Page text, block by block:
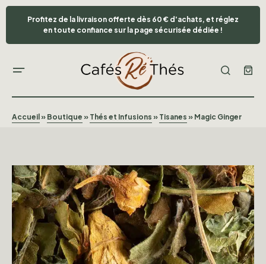
Profitez de la livraison offerte dès 60 € d'achats, et réglez
en toute confiance sur la page sécurisée dédiée !
Accueil » Boutique » Thés et Infusions » Tisanes » Magic Ginger